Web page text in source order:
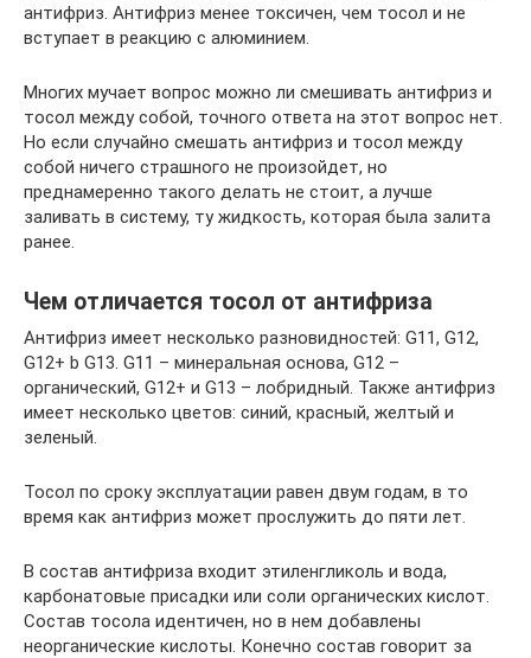
антифриз. Антифриз менее токсичен, чем тосол и не
вступает в реакцию с алюминием.
Многих мучает вопрос можно ли смешивать антифриз и
тосол между собой, точного ответа на этот вопрос нет.
Но если случайно смешать антифриз и тосол между
собой ничего страшного не произойдет, но
преднамеренно такого делать не стоит, а лучше
заливать в систему, ту жидкость, которая была залита
ранее.
Чем отличается тосол от антифриза
Антифриз имеет несколько разновидностей: G11, G12,
G12+ b G13. G11 – минеральная основа, G12 –
органический, G12+ и G13 – лобридный. Также антифриз
имеет несколько цветов: синий, красный, желтый и
зеленый.
Тосол по сроку эксплуатации равен двум годам, в то
время как антифриз может прослужить до пяти лет.
В состав антифриза входит этиленгликоль и вода,
карбонатовые присадки или соли органических кислот.
Состав тосола идентичен, но в нем добавлены
неорганические кислоты. Конечно состав говорит за